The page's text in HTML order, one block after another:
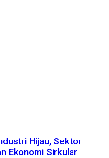
Hijau, Sektor
Ekonomi Sirkular